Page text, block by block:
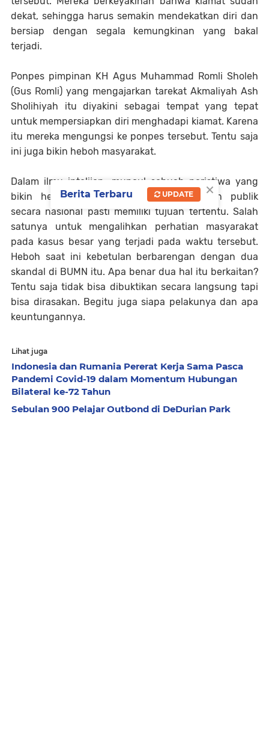
dekat, sehingga harus semakin mendekatkan diri dan
bersiap dengan segala kemungkinan yang bakal
terjadi.
Ponpes pimpinan KH Agus Muhammad Romli Sholeh
(Gus Romli) yang mengajarkan tarekat Akmaliyah Ash
Sholihiyah itu diyakini sebagai tempat yang tepat
untuk mempersiapkan diri menghadapi kiamat. Karena
itu mereka mengungsi ke ponpes tersebut. Tentu saja
ini juga bikin heboh masyarakat.
Dalam ilmu intelijen, muncul sebuah peristiwa yang
bikin heboh lantaran menyedot perhatian publik
secara nasional pasti memiliki tujuan tertentu. Salah
satunya untuk mengalihkan perhatian masyarakat
pada kasus besar yang terjadi pada waktu tersebut.
Heboh saat ini kebetulan berbarengan dengan dua
skandal di BUMN itu. Apa benar dua hal itu berkaitan?
Tentu saja tidak bisa dibuktikan secara langsung tapi
bisa dirasakan. Begitu juga siapa pelakunya dan apa
keuntungannya.
Lihat juga
Indonesia dan Rumania Pererat Kerja Sama Pasca
Pandemi Covid-19 dalam Momentum Hubungan
Bilateral ke-72 Tahun
Sebulan 900 Pelajar Outbond di DeDurian Park
×
Berita Terbaru UPDATE